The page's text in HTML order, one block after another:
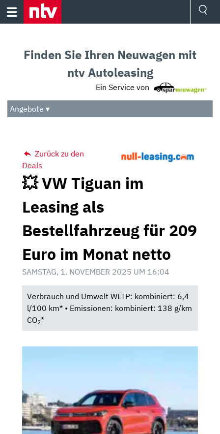
Skip
Audio
Das Beste
Finden Sie Ihren Neuwagen mit
ntv Autoleasing
Ein Service von
Angebote ▾
Zurück zu den
Deals
💥 VW Tiguan im
Leasing als
Bestellfahrzeug für 209
Euro im Monat netto
SAMSTAG, 1. NOVEMBER 2025 UM 16:04
Verbrauch und Umwelt WLTP: kombiniert: 6,4
l/100 km* • Emissionen: kombiniert: 138 g/km
CO2*